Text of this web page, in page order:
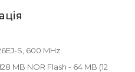
S, 600 MHz
MB NOR Flash - 64 MB (12